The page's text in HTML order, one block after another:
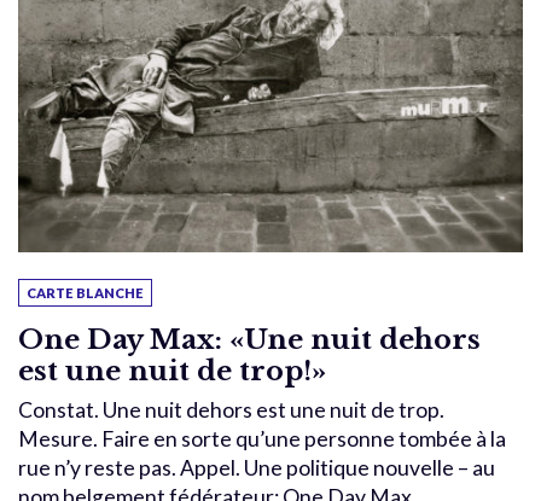
CARTE BLANCHE
One Day Max: «Une nuit dehors
est une nuit de trop!»
Constat. Une nuit dehors est une nuit de trop.
Mesure. Faire en sorte qu’une personne tombée à la
rue n’y reste pas. Appel. Une politique nouvelle – au